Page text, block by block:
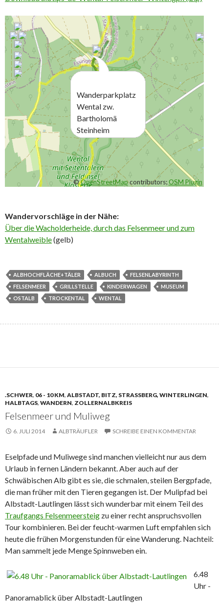
Wanderparkplatz
Wental zw.
Bartholomä
Steinheim
©OpenStreetMapcontributors;OSM Plugin
Wandervorschläge in der Nähe:
Über die Wacholderheide, durch das Felsenmeer und zum
Wentalweible(gelb)
ALBHOCHFLÄCHE+TÄLER ALBUCH
FELSENLABYRINTH
FELSENMEER
GRILLSTELLE KINDERWAGEN
MUSEUM
OSTALB
TROCKENTAL WENTAL
.SCHWER, 06 - 10 KM, ALBSTADT, BITZ, STRASSBERG, WINTERLINGEN
,
HALBTAGS, WANDERN, ZOLLERNALBKREIS
Felsenmeer und Muliweg
6. JULI 2014 ALBTRÄUFLER SCHREIBE EINEN KOMMENTAR
Eselpfade und Muliwege sind manchen vielleicht nur aus dem
Urlaub in fernen Ländern bekannt. Aber auch auf der
Schwäbischen Alb gibt es sie, die schmalen, steilen Bergpfade,
die man früher mit den Tieren gegangen ist. Der Mulipfad bei
Albstadt-Lautlingen lässt sich wunderbar mit einem Teil des
Traufgangs Felsenmeersteig zu einer recht anspruchsvollen
Tour kombinieren. Bei der feucht-warmen Luft empfahlen sich
heute die frühen Morgenstunden für eine Wanderung. Nachteil:
Man sammelt jede Menge Spinnweben ein.
6.48
Uhr -
Panoramablick über Albstadt-Lautlingen